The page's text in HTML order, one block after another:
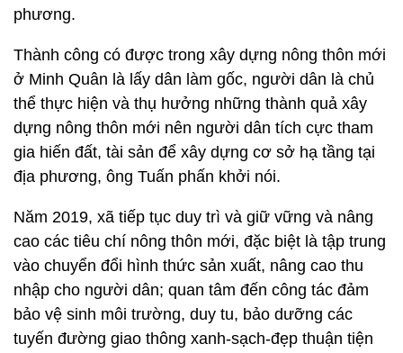
phương.
Thành công có được trong xây dựng nông thôn mới
ở Minh Quân là lấy dân làm gốc, người dân là chủ
thể thực hiện và thụ hưởng những thành quả xây
dựng nông thôn mới nên người dân tích cực tham
gia hiến đất, tài sản để xây dựng cơ sở hạ tầng tại
địa phương, ông Tuấn phấn khởi nói.
Năm 2019, xã tiếp tục duy trì và giữ vững và nâng
cao các tiêu chí nông thôn mới, đặc biệt là tập trung
vào chuyển đổi hình thức sản xuất, nâng cao thu
nhập cho người dân; quan tâm đến công tác đảm
bảo vệ sinh môi trường, duy tu, bảo dưỡng các
tuyến đường giao thông xanh-sạch-đẹp thuận tiện